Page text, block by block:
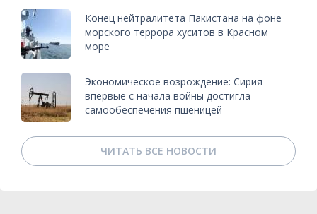
Конец нейтралитета Пакистана на фоне
морского террора хуситов в Красном
море
Экономическое возрождение: Сирия
впервые с начала войны достигла
самообеспечения пшеницей
ЧИТАТЬ ВСЕ НОВОСТИ